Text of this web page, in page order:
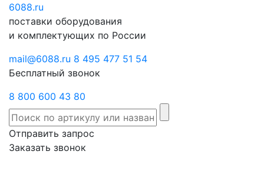
6088.ru
поставки оборудования
и комплектующих по России
mail@6088.ru 8 495 477 51 54
Бесплатный звонок
8 800 600 43 80
Отправить запрос
Заказать звонок
Отправить
запрос
звонок